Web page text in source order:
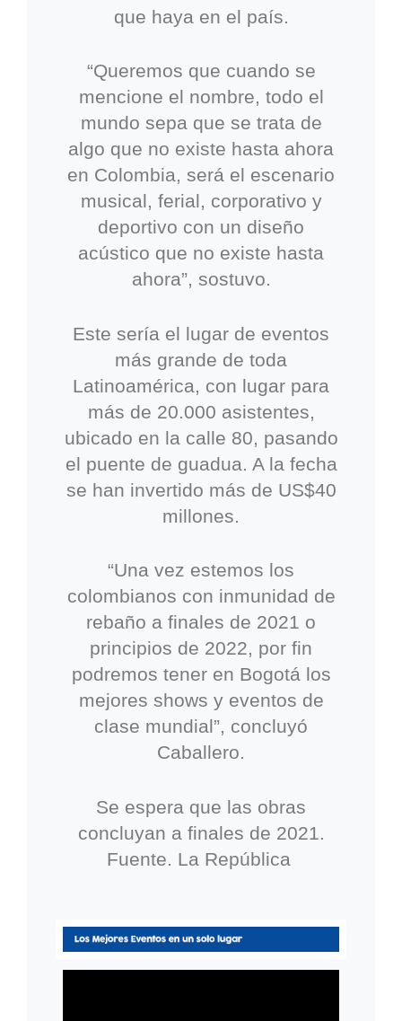
que haya en el país.
“Queremos que cuando se
mencione el nombre, todo el
mundo sepa que se trata de
algo que no existe hasta ahora
en Colombia, será el escenario
musical, ferial, corporativo y
deportivo con un diseño
acústico que no existe hasta
ahora”, sostuvo.
Este sería el lugar de eventos
más grande de toda
Latinoamérica, con lugar para
más de 20.000 asistentes,
ubicado en la calle 80, pasando
el puente de guadua. A la fecha
se han invertido más de US$40
millones.
“Una vez estemos los
colombianos con inmunidad de
rebaño a finales de 2021 o
principios de 2022, por fin
podremos tener en Bogotá los
mejores shows y eventos de
clase mundial”, concluyó
Caballero.
Se espera que las obras
concluyan a finales de 2021.
Fuente. La República